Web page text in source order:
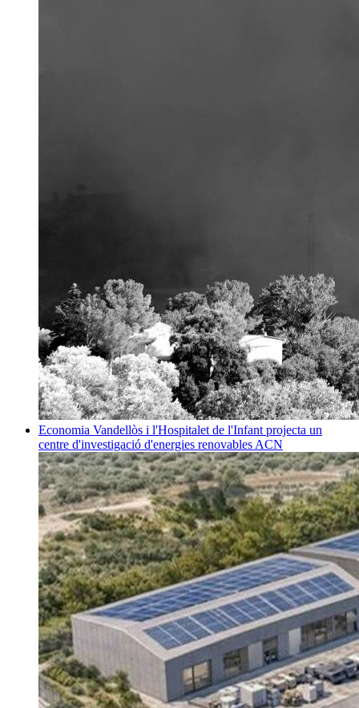
Economia Vandellòs i l'Hospitalet de l'Infant projecta un
centre d'investigació d'energies renovables ACN